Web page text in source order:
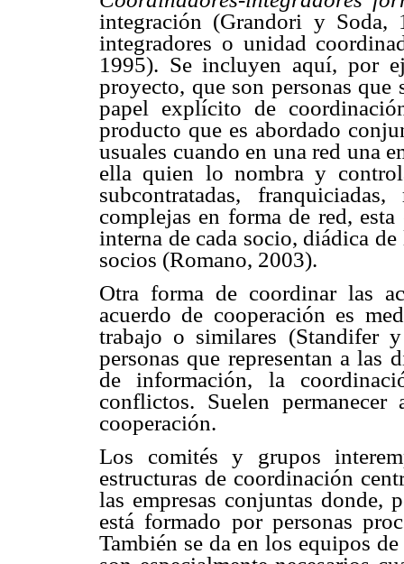
integración (Grandori y Soda,
integradores o unidad
1995). Se incluyen aquí, por
proyecto, que son personas
papel explícito de
producto que es abordado
usuales cuando en una red una
ella quien lo nombra y
subcontratadas,
complejas en forma de red,
interna de cada socio, diádica
socios (Romano, 2003).
Otra forma de coordinar las
acuerdo de cooperación es
trabajo o similares (Standifer
personas que representan a las
de información, la
conflictos. Suelen
cooperación.
Los comités y grupos
estructuras de coordinación
las empresas conjuntas donde,
está formado por personas
También se da en los equipos